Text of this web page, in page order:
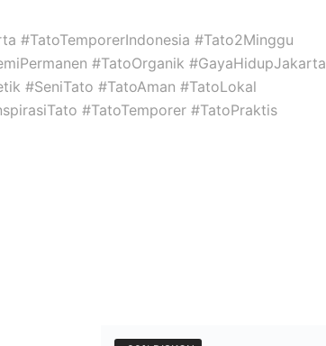
#TatoTemporerIndonesia #Tato2Minggu
#TatoOrganik #GayaHidupJakarta
#SeniTato #TatoAman #TatoLokal
#TatoTemporer #TatoPraktis